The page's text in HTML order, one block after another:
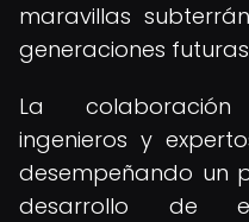
maravillas
generaciones
La
ingenieros y
desempeñando un
desarrollo de